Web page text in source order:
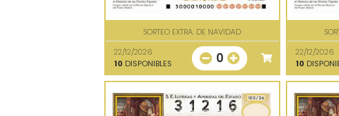
SORTEO EXTRA. DE NAVIDAD
22/12/2026
10 DISPONIBLES 0
22/12/2026
10